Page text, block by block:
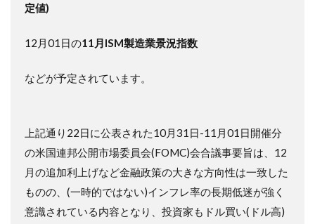
定値)
12月01日の11月ISM製造業景況指数
などが予定されています。
上記通り22日に公表された10月31日-11月01日開催分
の米国連邦公開市場委員会(FOMC)会合議事要旨は、12
月の追加利上げなど金融政策の大きな方向性は一致した
ものの、(一時的ではない)インフレ率の長期低迷が強く
意識されている内容となり、投資家もドル買い(ドル高)